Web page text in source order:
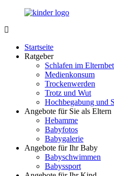
Zurück
Inhalt
Portal
Nachwuchs
Startseite
Ratgeber
Schlafen im
Medienkonsum
Trockenwerden
Trotz und Wut
Hochbegabung und
Angebote für Sie als Eltern
Hebamme
Babyfotos
Babygalerie
Angebote für Ihr Baby
Babyschwimmen
Babyssport